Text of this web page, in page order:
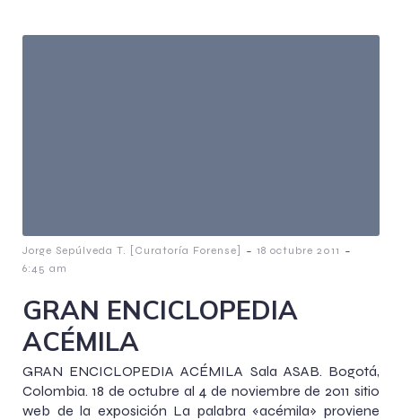
Jorge Sepúlveda T. [Curatoría Forense] - 18 octubre 2011 -
6:45 am
GRAN ENCICLOPEDIA
ACÉMILA
GRAN ENCICLOPEDIA ACÉMILA Sala ASAB. Bogotá,
Colombia. 18 de octubre al 4 de noviembre de 2011 sitio
web de la exposición La palabra «acémila» proviene